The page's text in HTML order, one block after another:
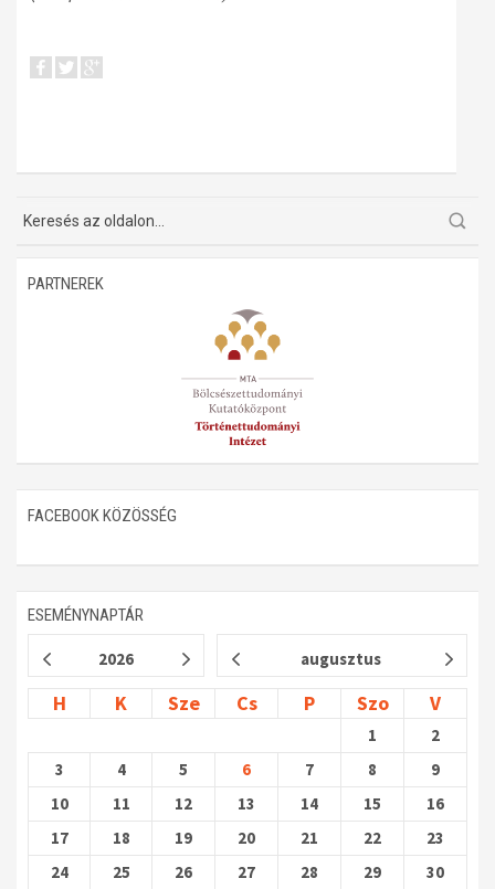
PARTNEREK
FACEBOOK KÖZÖSSÉG
ESEMÉNYNAPTÁR
2026 augusztus
H K Sze Cs P Szo V
1
2
3
4 5 6 7 8
9
10
11 12 13 14 15
16
17
18 19 20 21 22
23
24
25 26 27 28 29 30